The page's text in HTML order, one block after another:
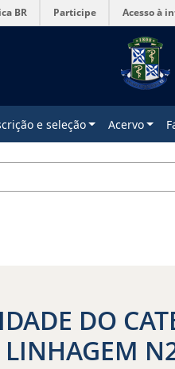
BR Participe Acesso à
e seleção Acervo
DO